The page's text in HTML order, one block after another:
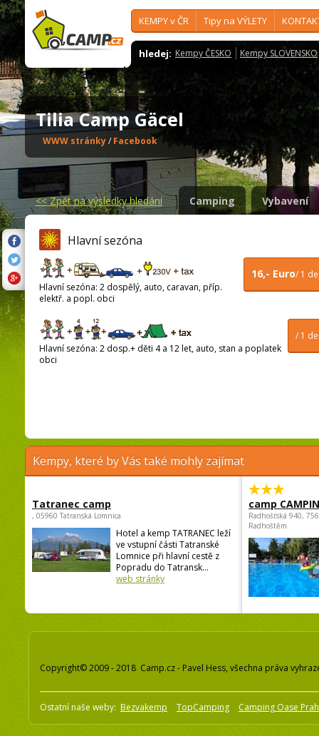
KEMPY v ČR Tipy na VÝLETY
hledej: Kempy ČESKO Kempy SLOVENSKO
Tilia Camp Gäcel
WWW stránky/ Facebook
<<Zpět na výsledky hledání Camping Vybavení
Hlavní sezóna
16,- Euro/ 1
Hlavní sezóna: 2 dospělý, auto, caravan, příp.
elektř. a popl. obci
/ 1
Hlavní sezóna: 2 dosp.+ děti 4 a 12 let, auto, stan a poplatek
obci
Kempy, které by Vás také mohly zajímat
Tatranec camp
, 05960 Tatranská Lomnica
Hotel a kemp TATRANEC leží
ve vstupní části Tatranské
Lomnice při hlavní cestě z
Popradu do Tatransk...
web stránky
camp
Radhošťská 940,
Radhoštěm
Copyright© 2009 - 2018 Camp.cz - Pavel Hess, všechna práva
Ostatní naše weby: Bezvakemp TopCamping Camping Oase